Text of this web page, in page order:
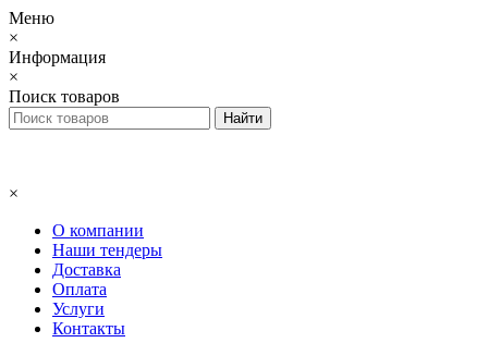
Меню
×
Информация
×
Поиск товаров
×
О компании
Наши тендеры
Доставка
Оплата
Услуги
Контакты